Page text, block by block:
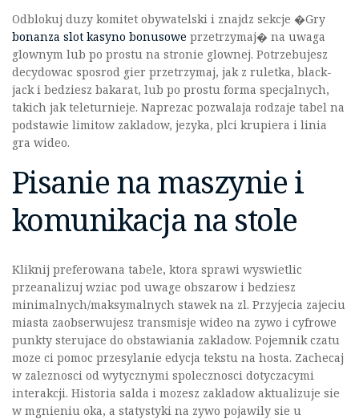
Odblokuj duzy komitet obywatelski i znajdz sekcje �Gry
bonanza slot kasyno bonusowe przetrzymaj� na uwaga
glownym lub po prostu na stronie glownej. Potrzebujesz
decydowac sposrod gier przetrzymaj, jak z ruletka, black-
jack i bedziesz bakarat, lub po prostu forma specjalnych,
takich jak teleturnieje. Naprezac pozwalaja rodzaje tabel na
podstawie limitow zakladow, jezyka, plci krupiera i linia
gra wideo.
Pisanie na maszynie i
komunikacja na stole
Kliknij preferowana tabele, ktora sprawi wyswietlic
przeanalizuj wziac pod uwage obszarow i bedziesz
minimalnych/maksymalnych stawek na zl. Przyjecia zajeciu
miasta zaobserwujesz transmisje wideo na zywo i cyfrowe
punkty sterujace do obstawiania zakladow. Pojemnik czatu
moze ci pomoc przesylanie edycja tekstu na hosta. Zachecaj
w zaleznosci od wytycznymi spolecznosci dotyczacymi
interakcji. Historia salda i mozesz zakladow aktualizuje sie
w mgnieniu oka, a statystyki na zywo pojawily sie u